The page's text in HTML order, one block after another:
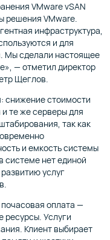
VMware vSAN
решения VMware.
инфраструктура,
и для
Мы сделали настоящее
— отметил директор
Щеглов.
стоимости
те же серверы для
так как
и емкость системы
системе нет единой
услуг
оплата —
ресурсы. Услуги
Клиент выбирает